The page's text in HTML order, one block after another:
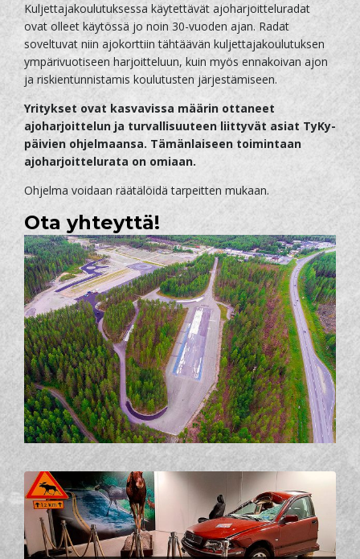
Kuljettajakoulutuksessa käytettävät ajoharjoitteluradat
ovat olleet käytössä jo noin 30-vuoden ajan. Radat
soveltuvat niin ajokorttiin tähtäävän kuljettajakoulutuksen
ympärivuotiseen harjoitteluun, kuin myös ennakoivan ajon
ja riskientunnistamis koulutusten järjestämiseen.
Yritykset ovat kasvavissa määrin ottaneet
ajoharjoittelun ja turvallisuuteen liittyvät asiat TyKy-
päivien ohjelmaansa. Tämänlaiseen toimintaan
ajoharjoittelurata on omiaan.
Ohjelma voidaan räätälöidä tarpeitten mukaan.
Ota yhteyttä!